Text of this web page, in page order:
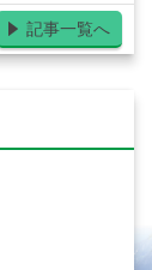
記事一覧へ